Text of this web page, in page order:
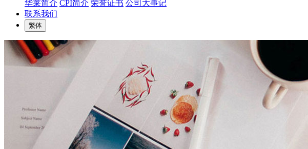
华莱简介 CPI简介 荣誉证书 公司大事记
联系我们
繁体